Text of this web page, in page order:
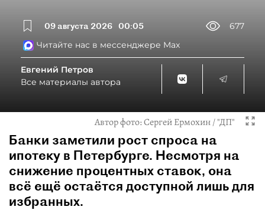
09 августа 2026 00:05
677
Читайте нас в мессенджере Max
Евгений Петров
Все материалы автора
Автор фото:Сергей Ермохин / "ДП"
Банки заметили рост спроса на
ипотеку в Петербурге. Несмотря на
снижение процентных ставок, она
всё ещё остаётся доступной лишь для
избранных.